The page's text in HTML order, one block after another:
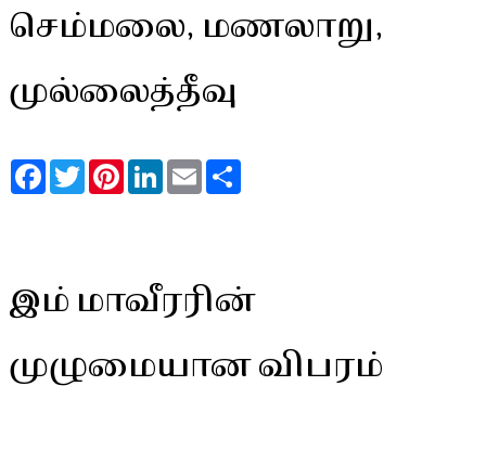
செம்மலை, மணலாறு,
முல்லைத்தீவு
FacebookTwitterPinterestLinkedInEmail
இம் மாவீரரின்
முழுமையான விபரம்